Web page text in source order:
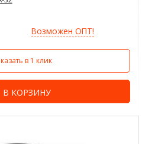
Возможен ОПТ!
в 1 клик
В КОРЗИНУ